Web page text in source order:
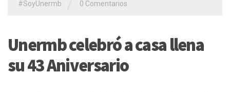
#SoyUnermb 0 Comentarios
Unermb celebró a casa llena
su 43 Aniversario